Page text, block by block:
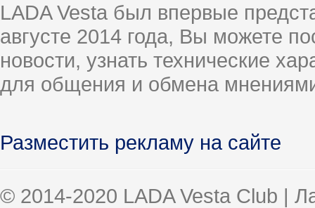
LADA Vesta был впервые
августе 2014 года, Вы можете
новости, узнать технические
для общения и обмена
Разместить рекламу на сайте
© 2014-2020 LADA Vesta Club |